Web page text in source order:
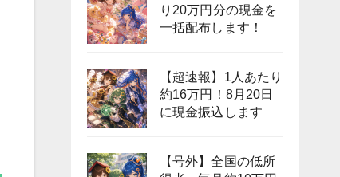
り20万円分の現金を
一括配布します！
【超速報】1人あたり
約16万円！8月20日
に現金振込します
【号外】全国の低所